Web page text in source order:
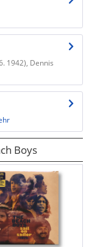
1942), Dennis
Boys